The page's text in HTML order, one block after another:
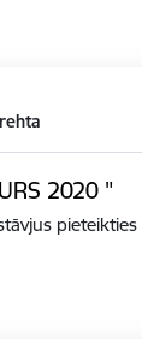
2020 "
pieteikties